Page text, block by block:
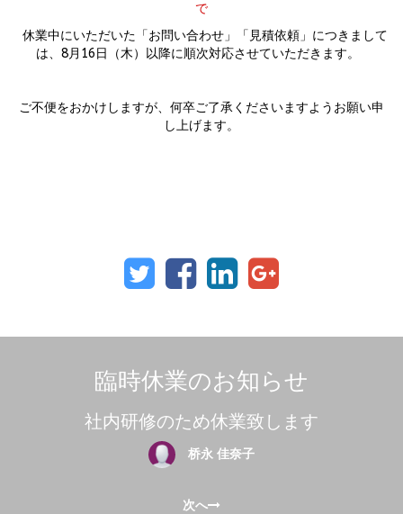
で
休業中にいただいた「お問い合わせ」「見積依頼」につきまして
は、8月16日（木）以降に順次対応させていただきます。
ご不便をおかけしますが、何卒ご了承くださいますようお願い申
し上げます。
臨時休業のお知らせ
社内研修のため休業致します
桥永 佳奈子
次へ